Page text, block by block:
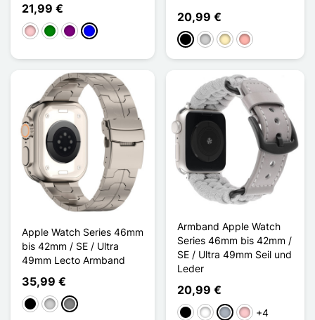
21,99 €
PinkGrünViolett
Blau
20,99 €
Schwarz
SilberGoldenRoségold
Apple Watch Series 46mm
bis 42mm / SE / Ultra
49mm Lecto Armband
35,99 €
Schwarz
SilberGris Titanium
Armband Apple Watch
Series 46mm bis 42mm /
SE / Ultra 49mm Seil und
Leder
20,99 €
Schwarz
WeißGrauPink+4